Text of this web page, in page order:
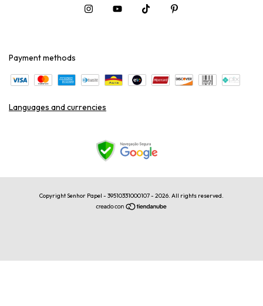
Payment methods
Languages and currencies
Copyright Senhor Papel - 39510331000107 - 2026. All rights reserved.